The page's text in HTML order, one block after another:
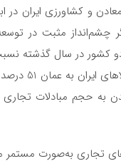
و کشاورزی ایران
چشم‌انداز مثبت در
تجاری به‌صورت